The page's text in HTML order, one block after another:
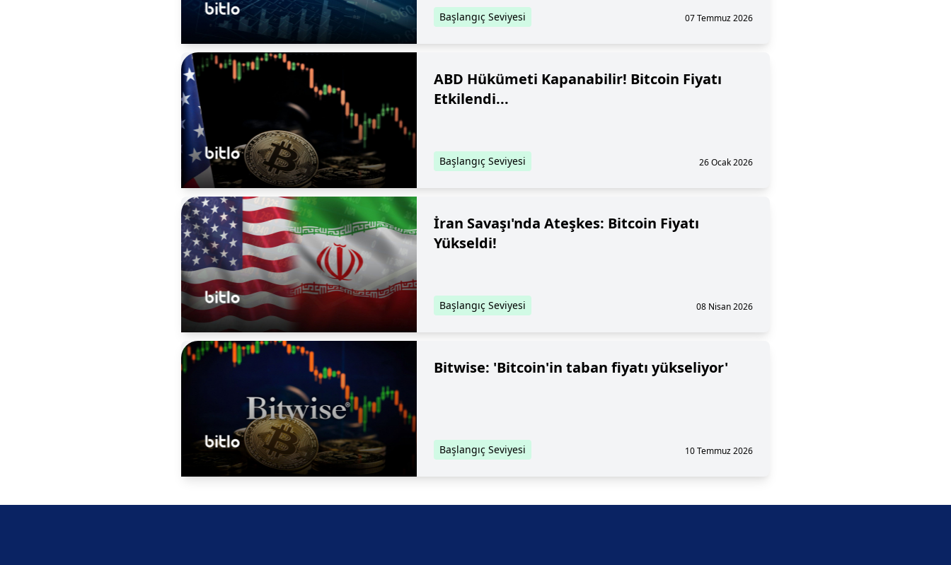
Başlangıç Seviyesi 07 Temmuz 2026
ABD Hükümeti Kapanabilir! Bitcoin Fiyatı
Etkilendi...
Başlangıç Seviyesi 26 Ocak 2026
İran Savaşı'nda Ateşkes: Bitcoin Fiyatı
Yükseldi!
Başlangıç Seviyesi 08 Nisan 2026
Bitwise: 'Bitcoin'in taban fiyatı yükseliyor'
Başlangıç Seviyesi 10 Temmuz 2026